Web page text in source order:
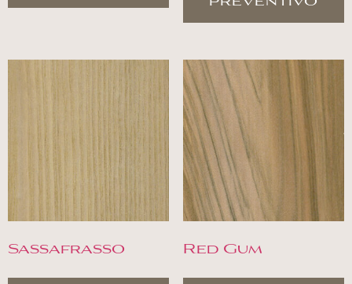
Sassafrasso Red Gum